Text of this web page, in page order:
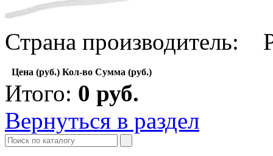
Страна производитель:
Цена (руб.) Кол-во Сумма (руб.)
Итого: 0 руб.
Вернуться в раздел